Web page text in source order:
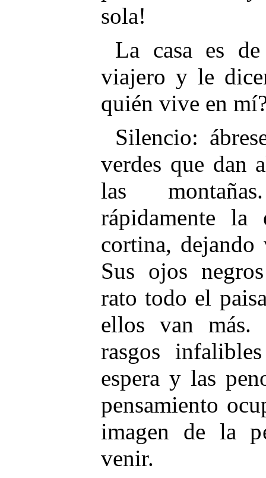
sola!
La casa es
viajero y le
quién vive en
Silencio:
verdes que dan
las
rápidamente la
cortina, dejando
Sus ojos
rato todo el
ellos van
rasgos
espera y las
pensamiento
imagen de la
venir.